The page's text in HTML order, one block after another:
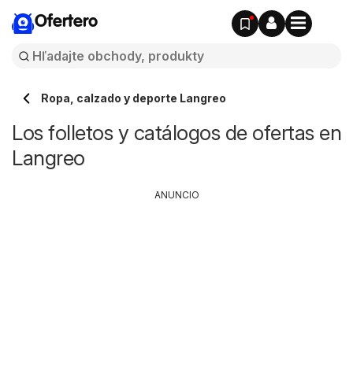
Ofertero
Ropa, calzado y deporte Langreo
Los folletos y catálogos de ofertas en
Langreo
ANUNCIO